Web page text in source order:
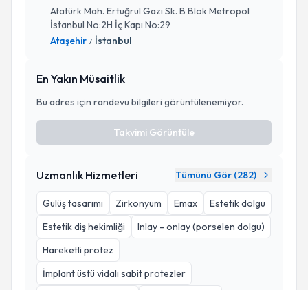
Atatürk Mah. Ertuğrul Gazi Sk. B Blok Metropol
İstanbul No:2H İç Kapı No:29
Ataşehir / İstanbul
En Yakın Müsaitlik
Bu adres için randevu bilgileri görüntülenemiyor.
Takvimi Görüntüle
Uzmanlık Hizmetleri Tümünü Gör (282)
Gülüş tasarımı Zirkonyum Emax
Estetik dolgu
Estetik diş hekimliği
Inlay - onlay (porselen dolgu)
Hareketli protez
İmplant üstü vidalı sabit protezler